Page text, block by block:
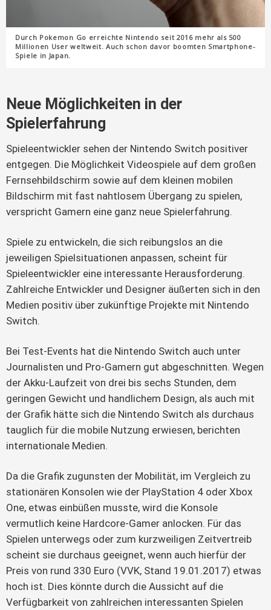
Durch Pokemon Go erreichte Nintendo seit 2016 mehr als 500
Millionen User weltweit. Auch schon davor boomten Smartphone-
Spiele in Japan.
Neue Möglichkeiten in der
Spielerfahrung
Spieleentwickler sehen der Nintendo Switch positiver
entgegen. Die Möglichkeit Videospiele auf dem großen
Fernsehbildschirm sowie auf dem kleinen mobilen
Bildschirm mit fast nahtlosem Übergang zu spielen,
verspricht Gamern eine ganz neue Spielerfahrung.
Spiele zu entwickeln, die sich reibungslos an die
jeweiligen Spielsituationen anpassen, scheint für
Spieleentwickler eine interessante Herausforderung.
Zahlreiche Entwickler und Designer äußerten sich in den
Medien positiv über zukünftige Projekte mit Nintendo
Switch.
Bei Test-Events hat die Nintendo Switch auch unter
Journalisten und Pro-Gamern gut abgeschnitten. Wegen
der Akku-Laufzeit von drei bis sechs Stunden, dem
geringen Gewicht und handlichem Design, als auch mit
der Grafik hätte sich die Nintendo Switch als durchaus
tauglich für die mobile Nutzung erwiesen, berichten
internationale Medien.
Da die Grafik zugunsten der Mobilität, im Vergleich zu
stationären Konsolen wie der PlayStation 4 oder Xbox
One, etwas einbüßen musste, wird die Konsole
vermutlich keine Hardcore-Gamer anlocken. Für das
Spielen unterwegs oder zum kurzweiligen Zeitvertreib
scheint sie durchaus geeignet, wenn auch hierfür der
Preis von rund 330 Euro (VVK, Stand 19.01.2017) etwas
hoch ist. Dies könnte durch die Aussicht auf die
Verfügbarkeit von zahlreichen interessanten Spielen